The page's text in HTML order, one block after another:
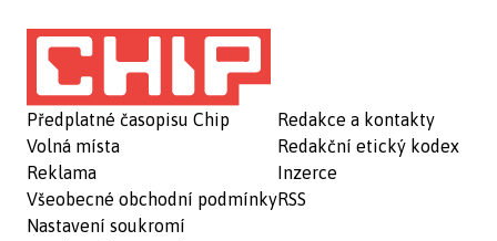
Předplatné časopisu Chip
Volná místa
Reklama
Všeobecné obchodní podmínky
Nastavení soukromí
Redakce a kontakty
Redakční etický kodex
Inzerce
RSS